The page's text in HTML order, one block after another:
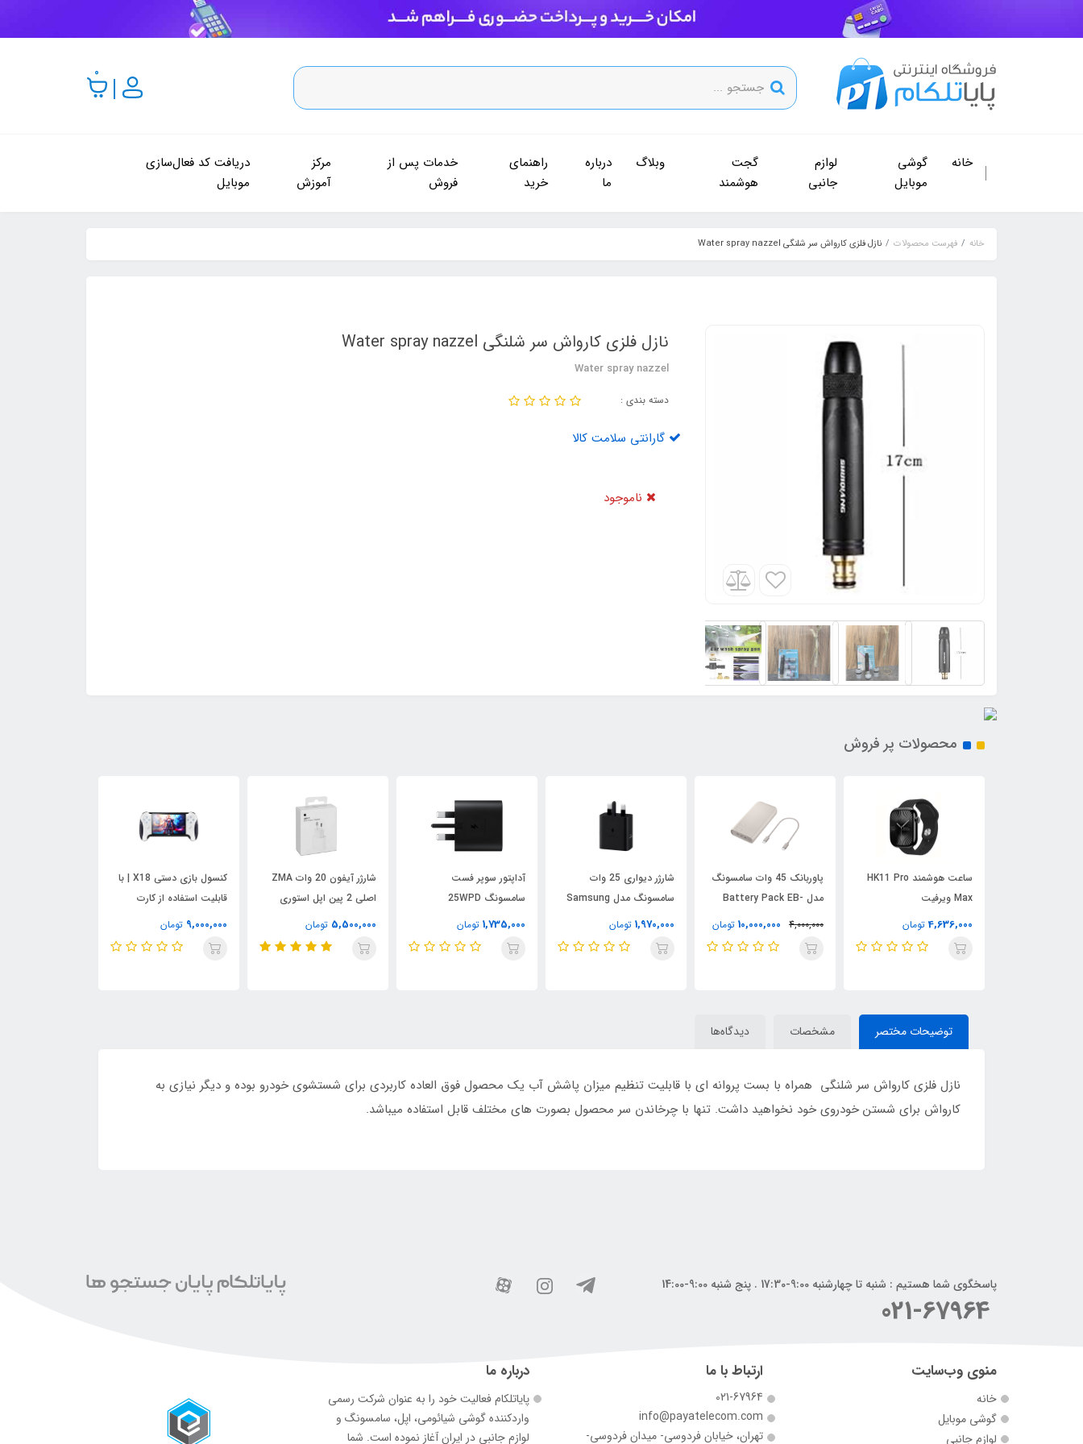
0
خانه
گوشی
موبایل
لوازم
جانبی
گجت
هوشمند
وبلاگ
درباره
ما
راهنمای
خرید
خدمات پس از
فروش
مرکز
آموزش
دریافت کد فعال‌سازی
موبایل
خانه فهرست محصولات نازل فلزی کارواش سر شلنگی Water spray nazzel
نازل فلزی کارواش سر شلنگی Water spray nazzel
Water spray nazzel
دسته بندی :
گارانتی سلامت کالا
ناموجود
محصولات پر فروش
ساعت هوشمند HK11 Pro
Max ویرفیت
4,636,000 تومان
پاوربانک 45 وات سامسونگ
مدل Battery Pack EB-
P4520 ظرفیت 20000
میلی‌آمپر ساعت
4,000,000
10,000,000 تومان
شارژر دیواری 25 وات
سامسونگ مدل Samsung
25W Adapter EP-T2510
1,970,000 تومان
آداپتور سوپر فست
سامسونگ 25WPD
Adapter USB-C
1,735,000 تومان
شارژر آیفون 20 وات ZMA
اصلی 2 پین اپل استوری
5,500,000 تومان
کنسول بازی دستی X18 | با
قابلیت استفاده از کارت
9,000,000 تومان
توضیحات مختصر مشخصات دیدگاه‌ها
نازل فلزی کارواش سر شلنگی همراه با بست پروانه ای با قابلیت تنظیم میزان پاشش آب یک محصول فوق العاده کاربردی برای شستشوی خودرو بوده و دیگر نیازی به
کارواش برای شستن خودروی خود نخواهید داشت. تنها با چرخاندن سر محصول بصورت های مختلف قابل استفاده میباشد.
پاسخگوی شما هستیم : شنبه تا چهارشنبه 9:00-17:30 . پنج شنبه 9:00-14:00
021-67964
منوی وب‌سایت
خانه
گوشی موبایل
لوازم جانبی
ارتباط با ما
021-67964
info@payatelecom.com
تهران، خیابان فردوسی- میدان فردوسی-
درباره ما
پایاتلکام فعالیت خود را به عنوان شرکت رسمی
وارد‌کننده گوشی شیائومی، اپل، سامسونگ و
لوازم جانبی در ایران آغاز نموده است. شما